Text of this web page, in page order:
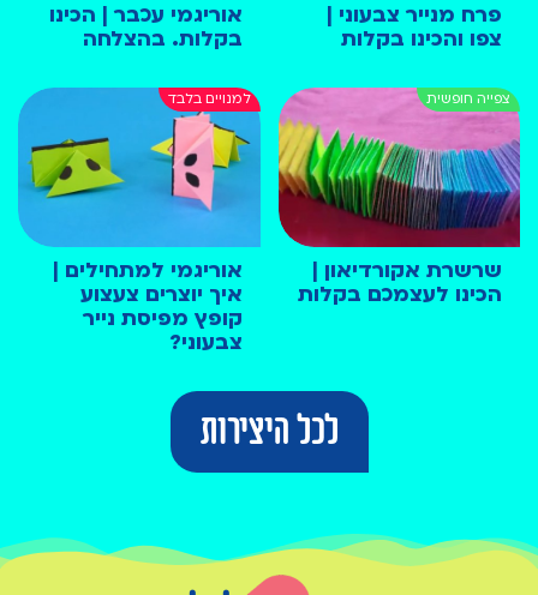
פרח מנייר צבעוני |
צפו והכינו בקלות
אוריגמי עכבר | הכינו
בקלות. בהצלחה
שרשרת אקורדיאון |
הכינו לעצמכם בקלות
אוריגמי למתחילים |
איך יוצרים צעצוע
קופץ מפיסת נייר
צבעוני?
לכל היצירות